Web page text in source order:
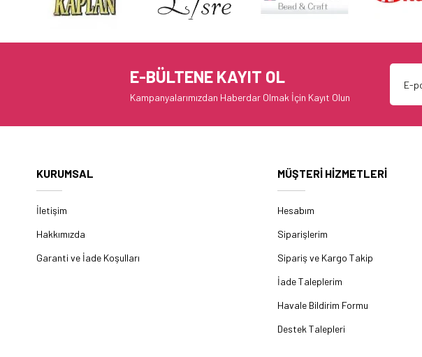
E-BÜLTENE KAYIT OL
Kampanyalarımızdan Haberdar Olmak İçin Kayıt Olun
KURUMSAL
İletişim
Hakkımızda
Garanti ve İade Koşulları
MÜŞTERİ HİZMETLERİ
Hesabım
Siparişlerim
Sipariş ve Kargo Takip
İade Taleplerim
Havale Bildirim Formu
Destek Talepleri